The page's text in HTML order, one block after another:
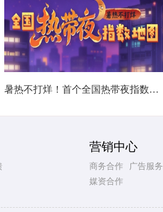
暑热不打烊！首个全国热带夜指数地图发布
营销中心
商务合作
广告服务
媒资合作